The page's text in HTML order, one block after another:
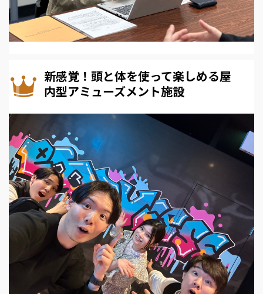
新感覚！頭と体を使って楽しめる屋
内型アミューズメント施設